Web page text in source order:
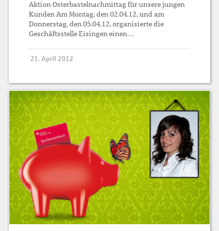
Aktion Osterbastelnachmittag für unsere jungen
Kunden Am Montag, den 02.04.12, und am
Donnerstag, den 05.04.12, organisierte die
Geschäftsstelle Eisingen einen…
21. April 2012